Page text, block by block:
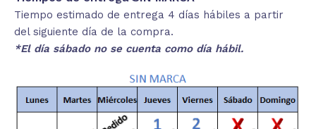
Tiempo estimado de entrega 4 días hábiles a partir
del siguiente día de la compra.
*El día sábado no se cuenta como día hábil.